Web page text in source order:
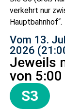
verkehrt nur
Hauptbahnhof“.
Vom 13.
2026
Jeweils
von
S3